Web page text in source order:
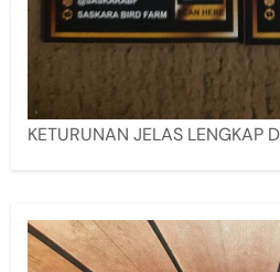
KETURUNAN JELAS LENGKAP